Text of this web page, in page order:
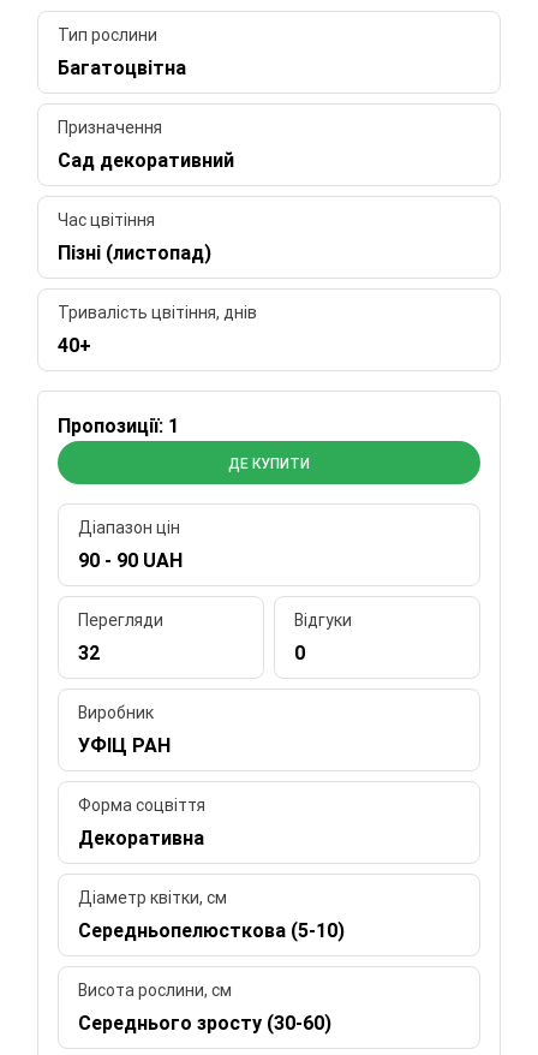
Тип рослини
Багатоцвітна
Призначення
Сад декоративний
Час цвітіння
Пізні (листопад)
Тривалість цвітіння, днів
40+
Пропозиції: 1
ДЕ КУПИТИ
Діапазон цін
90 - 90 UAH
Перегляди
32
Відгуки
0
Виробник
УФІЦ РАН
Форма соцвіття
Декоративна
Діаметр квітки, см
Середньопелюсткова (5-10)
Висота рослини, см
Середнього зросту (30-60)